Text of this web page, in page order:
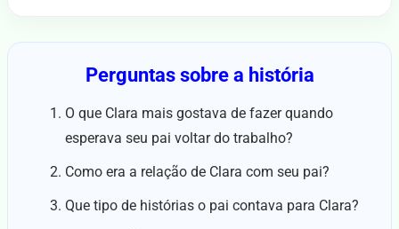
Perguntas sobre a história
O que Clara mais gostava de fazer quando
esperava seu pai voltar do trabalho?
Como era a relação de Clara com seu pai?
Que tipo de histórias o pai contava para Clara?